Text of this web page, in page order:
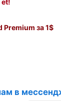
et!
Premium за 1$
в